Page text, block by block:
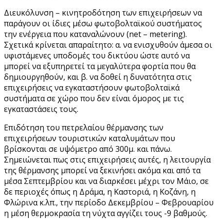
Διευκόλυνση – κινητροδότηση των επιχειρήσεων να
παράγουν οι ίδιες μέσω φωτοβολταϊκού συστήματος
την ενέργεια που καταναλώνουν (net – metering).
Σχετικά κρίνεται απαραίτητο: α. να ενισχυθούν άμεσα οι
υφιστάμενες υποδομές του δικτύου ώστε αυτό να
μπορεί να εξυπηρετεί τα μεγαλύτερα φορτία που θα
δημιουργηθούν, και β. να δοθεί η δυνατότητα στις
επιχειρήσεις να εγκαταστήσουν φωτοβολταϊκά
συστήματα σε χώρο που δεν είναι όμορος με τις
εγκαταστάσεις τους.
Επιδότηση του πετρελαίου θέρμανσης των
επιχειρήσεων τουριστικών καταλυμάτων που
βρίσκονται σε υψόμετρο από 300μ. και πάνω.
Σημειώνεται πως στις επιχειρήσεις αυτές, η λειτουργία
της θέρμανσης μπορεί να ξεκινήσει ακόμα και από τα
μέσα Σεπτεμβρίου και να διαρκέσει μέχρι τον Μάιο, σε
δε περιοχές όπως η Δράμα, η Καστοριά, η Κοζάνη, η
Φλώρινα κ.λπ., την περίοδο Δεκεμβρίου – Φεβρουαρίου
η μέση θερμοκρασία τη νύχτα αγγίζει τους -9 βαθμούς.